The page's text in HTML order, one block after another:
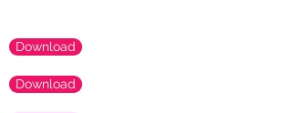
Download
Download